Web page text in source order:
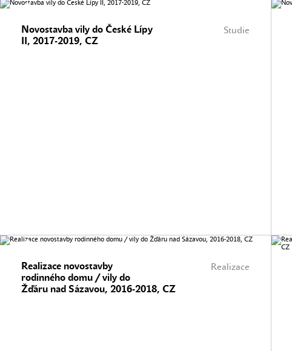
Studie
Novostavba vily do České Lípy
II, 2017-2019, CZ
Realizace
Realizace novostavby
rodinného domu / vily do
Žďáru nad Sázavou, 2016-2018, CZ